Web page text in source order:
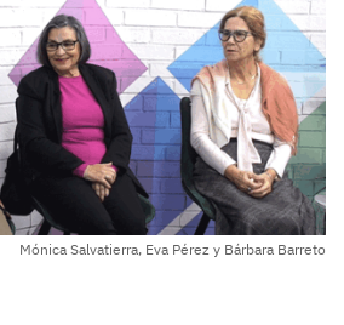
Mónica Salvatierra, Eva Pérez y Bárbara Barreto